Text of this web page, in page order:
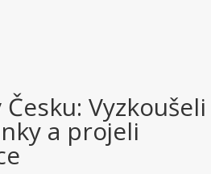
Vyzkoušeli
a projeli